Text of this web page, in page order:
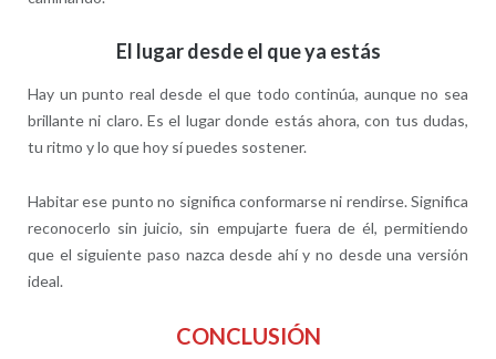
El lugar desde el que ya estás
Hay un punto real desde el que todo continúa, aunque no sea
brillante ni claro. Es el lugar donde estás ahora, con tus dudas,
tu ritmo y lo que hoy sí puedes sostener.
Habitar ese punto no significa conformarse ni rendirse. Significa
reconocerlo sin juicio, sin empujarte fuera de él, permitiendo
que el siguiente paso nazca desde ahí y no desde una versión
ideal.
CONCLUSIÓN